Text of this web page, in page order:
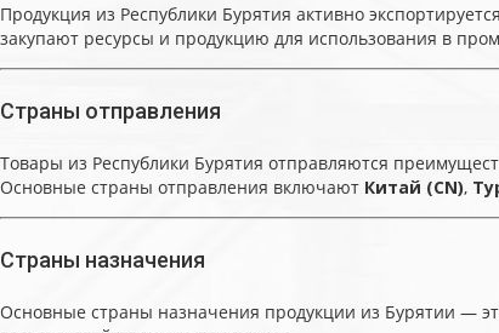
Продукция из Республики Бурятия активно
закупают ресурсы и продукцию для использования в
Страны отправления
Товары из Республики Бурятия отправляются
Основные страны отправления включают Китай (CN),
Страны назначения
Основные страны назначения продукции из Бурятии —